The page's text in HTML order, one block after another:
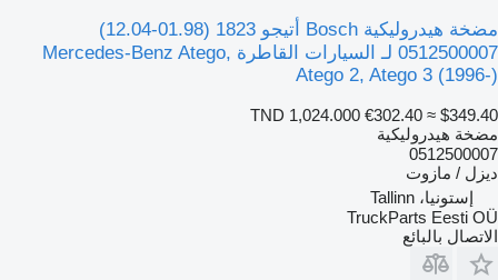
مضخة هيدروليكية Bosch أتيجو 1823 (01.98-12.04)
0512500007 لـ السيارات القاطرة Mercedes-Benz Atego,
Atego 2, Atego 3 (1996-)
TND 1,024.000 €302.40 ≈ $349.40
مضخة هيدروليكية
0512500007
ديزل / مازوت
إستونيا، Tallinn
TruckParts Eesti OÜ
الاتصال بالبائع